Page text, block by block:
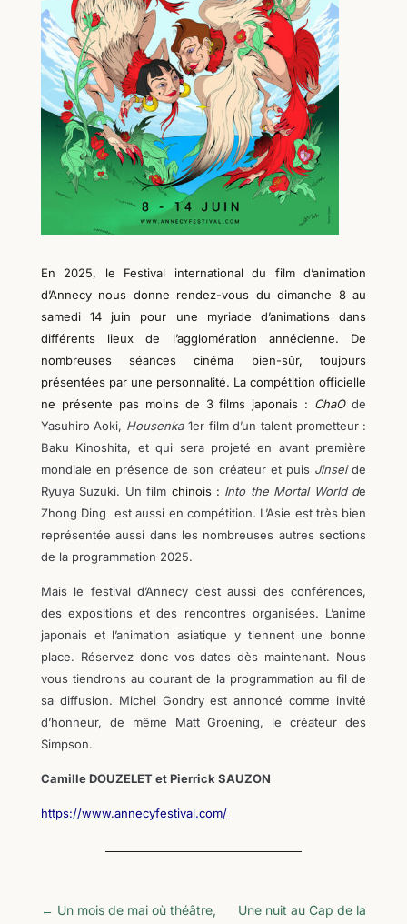
En 2025, le Festival international du film d’animation
d’Annecy nous donne rendez-vous du dimanche 8au
samedi 14 juin pour une myriade d’animations dans
différents lieux de l’agglomération annécienne. De
nombreuses séances cinéma bien-sûr, toujours
présentées par une personnalité. La compétition officielle
ne présente pas moins de 3films japonais : ChaOde
Yasuhiro Aoki, Housenka 1er film d’un talent prometteur :
Baku Kinoshita, et qui sera projeté en avant première
mondiale en présence de son créateur et puis Jinseide
Ryuya Suzuki. Un film chinois : Into the Mortal Worldde
Zhong Ding est aussi en compétition. L’Asie est très bien
représentée aussi dans les nombreuses autres sections
de la programmation 2025.
Mais le festival d’Annecy c’est aussi des conférences,
des expositions et des rencontres organisées. L’anime
japonais et l’animation asiatique y tiennent une bonne
place. Réservez donc vos dates dès maintenant. Nous
vous tiendrons au courant de la programmation au fil de
sa diffusion. Michel Gondry est annoncé comme invité
d’honneur, de même Matt Groening, le créateur des
Simpson.
Camille DOUZELET et Pierrick SAUZON
https://www.annecyfestival.com/
← Un mois de mai où théâtre,
Une nuit au Cap de la